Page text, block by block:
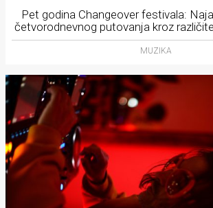
Pet godina Changeover festivala:
četvorodnevnog putovanja kroz
MUZIKA